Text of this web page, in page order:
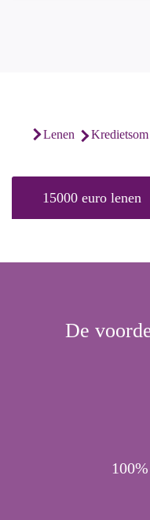
lenen kredietsom
15000 euro lenen
De